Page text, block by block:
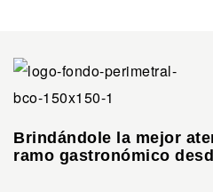
Brindándole la mejor
ramo gastronómico